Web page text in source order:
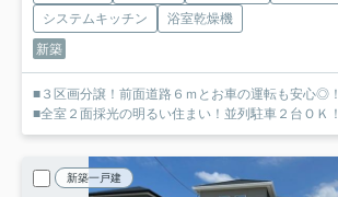
システムキッチン
浴室乾燥機
新築
■３区画分譲！前面道路６ｍとお車の運転も安心◎！
■全室２面採光の明るい住まい！並列駐車２台ＯＫ！
新築一戸建